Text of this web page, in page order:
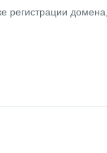
регистрации домена,